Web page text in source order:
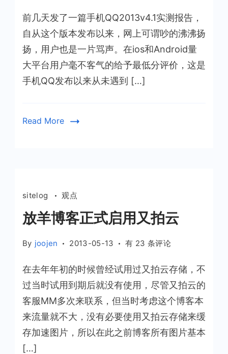
手
机
QQ2013
前几天发了一篇手机QQ2013v4.1实测报告，
自从这个版本发布以来，网上可谓吵的沸沸扬
扬，用户也是一片骂声。在ios和Android量
大平台用户毫不客气的给予最低分评价，这是
手机QQ发布以来从未遇到 […]
Read More
sitelog 观点
放羊博客正式启用又拍云
By joojen 2013-05-13
放
博
客
正
启
用
有 23 条评论
在去年年初的时候曾经试用过又拍云存储，不
过当时试用到期后就没有使用，尽管又拍云的
客服MM多次来联系，但当时考虑这个博客本
来流量就不大，没有必要使用又拍云存储来缓
存加速图片，所以在此之前博客所有图片基本
[…]